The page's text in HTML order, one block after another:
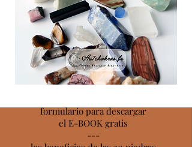
formulario para descargar
el E-BOOK gratis
---